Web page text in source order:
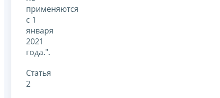
применяются
с 1
января
2021
года.".
Статья
2